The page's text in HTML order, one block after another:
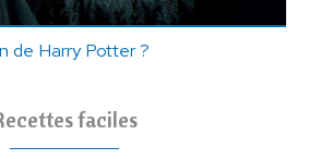
de Harry Potter ?
faciles